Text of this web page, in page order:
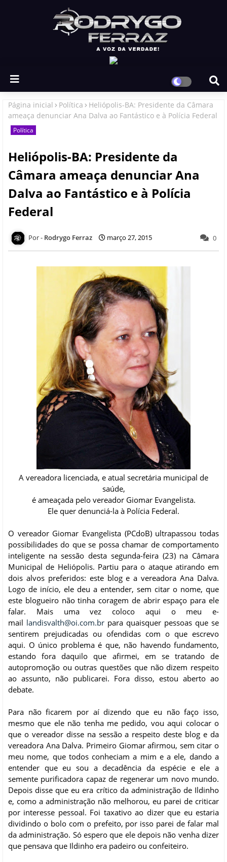
Página inicial Política
Heliópolis-BA: Presidente da Câmara
ameaça denunciar Ana Dalva ao Fantástico e à Polícia Federal
Política
Heliópolis-BA: Presidente da
Câmara ameaça denunciar Ana
Dalva ao Fantástico e à Polícia
Federal
Rodrygo Ferraz março 27, 2015 0
A vereadora licenciada, e atual secretária municipal de
saúde,
é ameaçada pelo vereador Giomar Evangelista.
Ele quer denunciá-la à Polícia Federal.
O vereador Giomar Evangelista (PCdoB) ultrapassou todas
possibilidades do que se possa chamar de comportamento
inteligente na sessão desta segunda-feira (23) na Câmara
Municipal de Heliópolis. Partiu para o ataque atirando em
dois alvos preferidos: este blog e a vereadora Ana Dalva.
Logo de início, ele deu a entender, sem citar o nome, que
este blogueiro não tinha coragem de abrir espaço para ele
falar. Mais uma vez coloco aqui o meu e-
mail landisvalth@oi.com.br para quaisquer pessoas que se
sentirem prejudicadas ou ofendidas com o que escrevo
aqui. O único problema é que, não havendo fundamento,
estando fora daquilo que afirmei, em se tratando de
autopromoção ou outras questões que não dizem respeito
ao assunto, não publicarei. Fora disso, estou aberto ao
debate.
Para não ficarem por aí dizendo que eu não faço isso,
mesmo que ele não tenha me pedido, vou aqui colocar o
que o vereador disse na sessão a respeito deste blog e da
vereadora Ana Dalva. Primeiro Giomar afirmou, sem citar o
meu nome, que todos conheciam a mim e a ele, dando a
entender que eu sou a decadência da espécie e ele a
semente purificadora capaz de regenerar um novo mundo.
Depois disse que eu era crítico da administração de Ildinho
e, como a administração não melhorou, eu parei de criticar
por interesse pessoal. Foi taxativo ao dizer que eu estaria
dividindo o bolo com o prefeito, por isso parei de falar mal
da administração. Só espero que ele depois não venha dizer
que pensava que Ildinho era padeiro ou confeiteiro.